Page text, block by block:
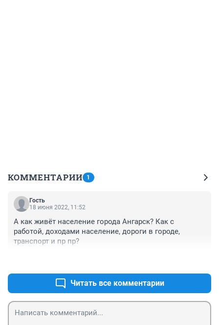
КОММЕНТАРИИ 1
Гость
18 июня 2022, 11:52
А как живёт население города Ангарск? Как с
работой, доходами население, дороги в городе,
транспорт и пр пр?
Читать все комментарии